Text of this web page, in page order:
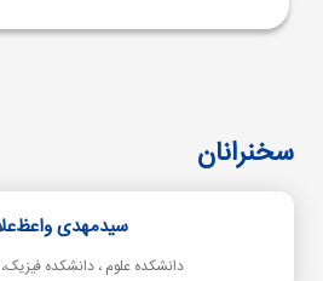
سخنرانان
سیدمهدی
دانشکده علوم ، دانشکده فیزیک،